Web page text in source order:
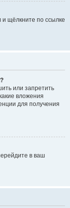
и щёлкните по ссылке
или запретить
вложения
для получения
в ваш